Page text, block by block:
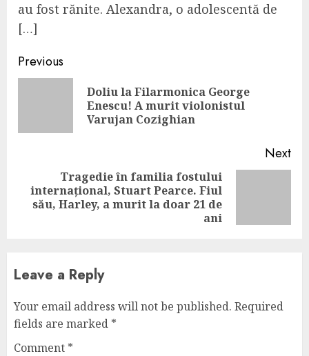
au fost rănite. Alexandra, o adolescentă de
[…]
Continue
Reading
Previous
Doliu la Filarmonica George
Enescu! A murit violonistul
Varujan Cozighian
Next
Next
post:
Tragedie în familia fostului
internațional, Stuart Pearce. Fiul
său, Harley, a murit la doar 21 de
ani
Leave a Reply
Your email address will not be published. Required
fields are marked *
Comment *